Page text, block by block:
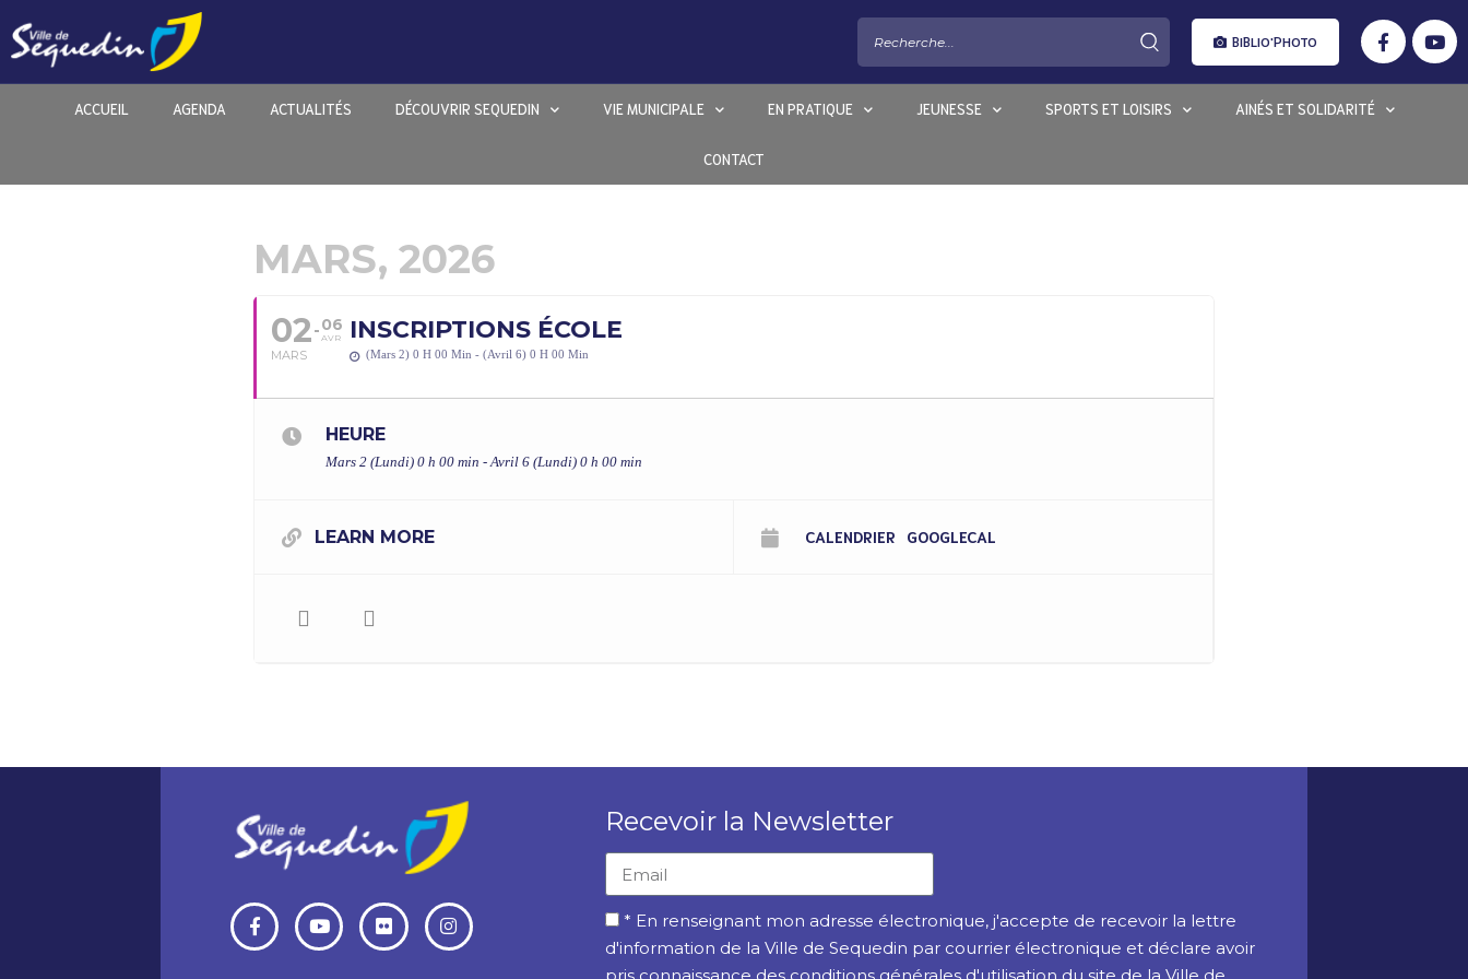
BIBLIO'PHOTO
ACCUEIL AGENDA ACTUALITÉS DÉCOUVRIR SEQUEDIN VIE MUNICIPALE EN PRATIQUE JEUNESSE SPORTS ET LOISIRS AINÉS ET SOLIDARITÉ
CONTACT
MARS, 2026
02
MARS
06
AVR INSCRIPTIONS ÉCOLE
(Mars 2) 0 H 00 Min - (Avril 6) 0 H 00 Min
HEURE
Mars 2 (Lundi) 0 h 00 min - Avril 6 (Lundi) 0 h 00 min
LEARN MORE CALENDRIER GOOGLECAL
Recevoir la Newsletter
* En renseignant mon adresse électronique, j'accepte de recevoir la lettre
d'information de la Ville de Sequedin par courrier électronique et déclare avoir